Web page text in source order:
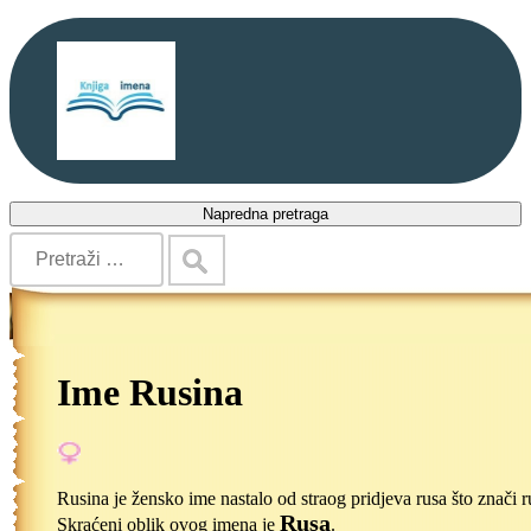
Napredna pretraga
Ime Rusina
Rusina je žensko ime nastalo od straog pridjeva rusa što znači
Skraćeni oblik ovog imena je Rusa.